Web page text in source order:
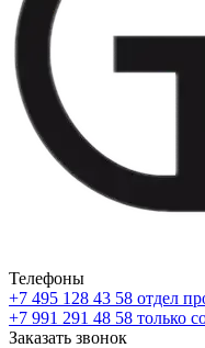
Телефоны
+7 495 128 43 58 отдел
+7 991 291 48 58 только
Заказать звонок